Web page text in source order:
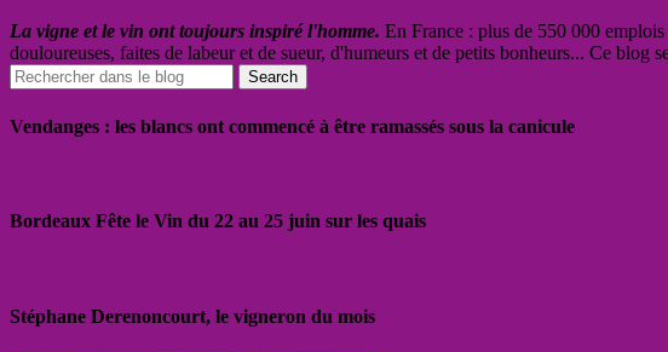
La vigne et le vin ont toujours inspiré l'homme. En France : plus de 550 000
douloureuses, faites de labeur et de sueur, d'humeurs et de petits bonheurs... Ce
Vendanges : les blancs ont commencé à être ramassés sous la canicule
Bordeaux Fête le Vin du 22 au 25 juin sur les quais
Stéphane Derenoncourt, le vigneron du mois